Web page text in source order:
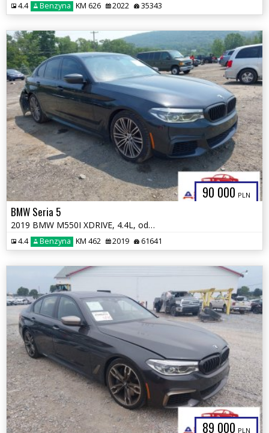
4.4 Benzyna KM 626 2022 35343
90 000 PLN
BMW Seria 5
2019 BMW M550I XDRIVE, 4.4L, od ubezpieczalni
4.4 Benzyna KM 462 2019 61641
89 000 PLN